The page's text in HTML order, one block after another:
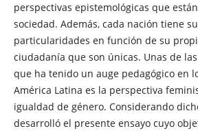
perspectivas epistemológicas que
sociedad. Además, cada nación tiene
particularidades en función de su
ciudadanía que son únicas. Unas de
que ha tenido un auge pedagógico en
América Latina es la perspectiva
igualdad de género. Considerando
desarrolló el presente ensayo cuyo